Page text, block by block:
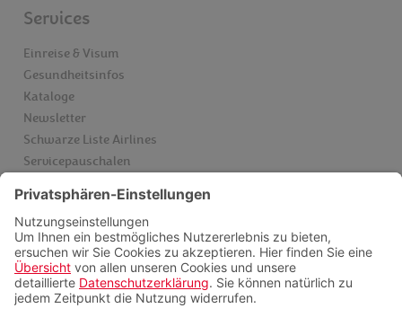
Services
Einreise & Visum
Gesundheitsinfos
Kataloge
Newsletter
Schwarze Liste Airlines
Servicepauschalen
Videoberatung
FAQ
Zahlungsmöglichkeiten